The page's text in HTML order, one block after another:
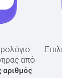
από
αριθμός